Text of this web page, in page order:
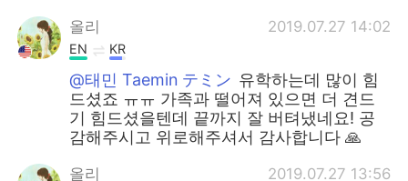
올리 2019.07.27 14:02
EN KR
@태민 Taemin テミン 유학하는데 많이 힘
드셨죠 ㅠㅠ 가족과 떨어져 있으면 더 견드
기 힘드셨을텐데 끝까지 잘 버텨냈네요! 공
감해주시고 위로해주셔서 감사합니다 🙏
올리 2019.07.27 13:56